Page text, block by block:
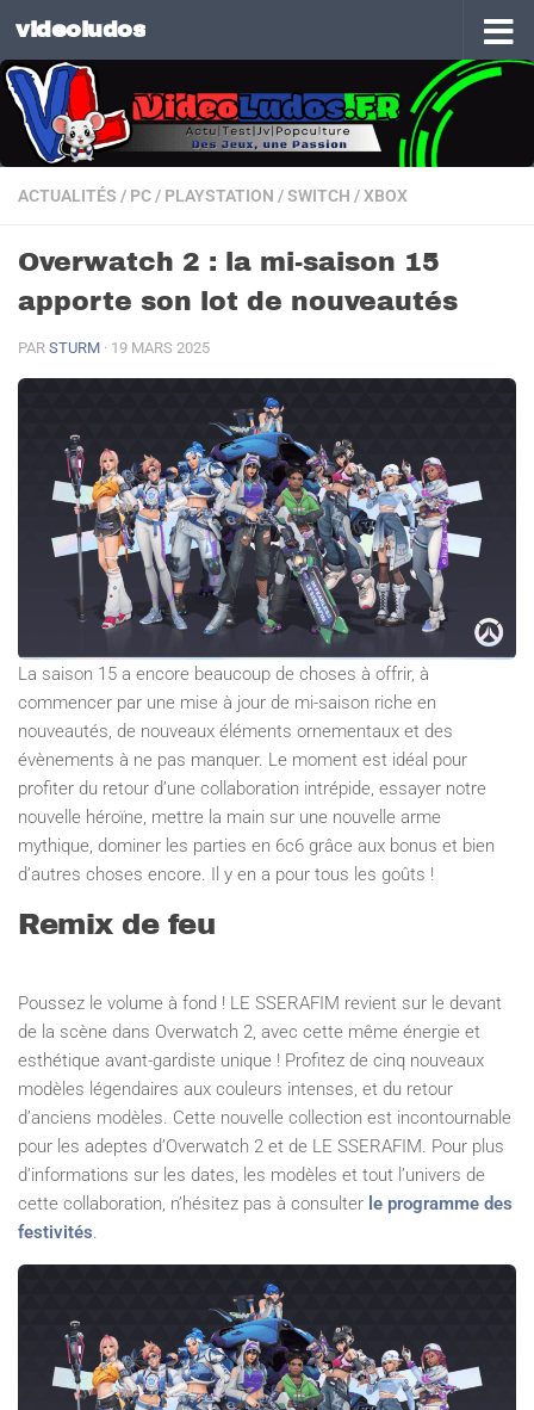
Skip to content
videoludos
ACTUALITÉS / PC/ PLAYSTATION /SWITCH /XBOX
Overwatch 2 : la mi-saison 15
apporte son lot de nouveautés
PAR STURM · 19 MARS 2025
La saison 15 a encore beaucoup de choses à offrir, à
commencer par une mise à jour de mi-saison riche en
nouveautés, de nouveaux éléments ornementaux et des
évènements à ne pas manquer. Le moment est idéal pour
profiter du retour d’une collaboration intrépide, essayer notre
nouvelle héroïne, mettre la main sur une nouvelle arme
mythique, dominer les parties en 6c6 grâce aux bonus et bien
d’autres choses encore. Il y en a pour tous les goûts !
Remix de feu
Poussez le volume à fond ! LE SSERAFIM revient sur le devant
de la scène dans Overwatch 2, avec cette même énergie et
esthétique avant-gardiste unique ! Profitez de cinq nouveaux
modèles légendaires aux couleurs intenses, et du retour
d’anciens modèles. Cette nouvelle collection est incontournable
pour les adeptes d’Overwatch 2 et de LE SSERAFIM. Pour plus
d’informations sur les dates, les modèles et tout l’univers de
cette collaboration, n’hésitez pas à consulter le programme des
festivités